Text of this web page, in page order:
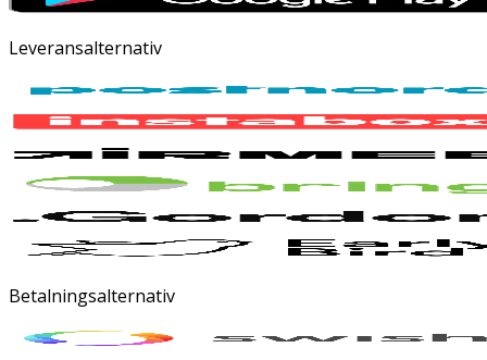
Leveransalternativ
Betalningsalternativ